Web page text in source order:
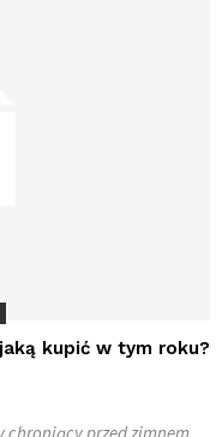
kupić w tym roku?